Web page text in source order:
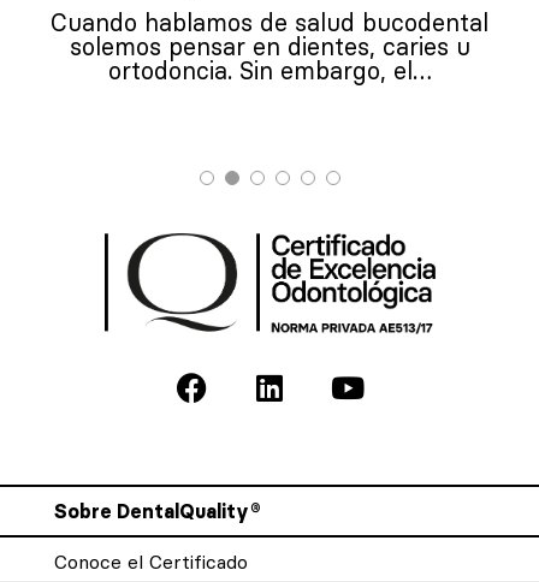
Cuando hablamos de salud bucodental
solemos pensar en dientes, caries u
ortodoncia. Sin embargo, el…
Sobre DentalQuality®
Conoce el Certificado